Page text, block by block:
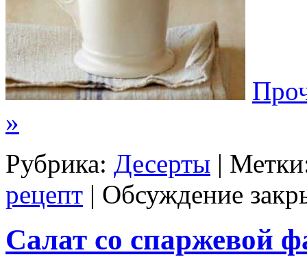
»
Рубрика: Десерты |
рецепт | Обсуждение
Салат со спаржевой